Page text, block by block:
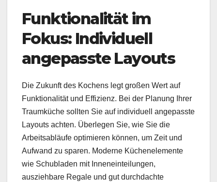
Funktionalität im
Fokus: Individuell
angepasste Layouts
Die Zukunft des Kochens legt großen Wert auf
Funktionalität und Effizienz. Bei der Planung Ihrer
Traumküche sollten Sie auf individuell angepasste
Layouts achten. Überlegen Sie, wie Sie die
Arbeitsabläufe optimieren können, um Zeit und
Aufwand zu sparen. Moderne Küchenelemente
wie Schubladen mit Inneneinteilungen,
ausziehbare Regale und gut durchdachte